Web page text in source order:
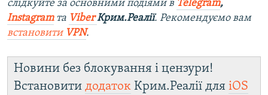
слідкуйте за основними подіями в Telegram,
Instagramта ViberКрим.Реалії. Рекомендуємо вам
встановити VPN.
Новини без блокування і цензури!
Встановити додаток Крим.Реалії для iOS